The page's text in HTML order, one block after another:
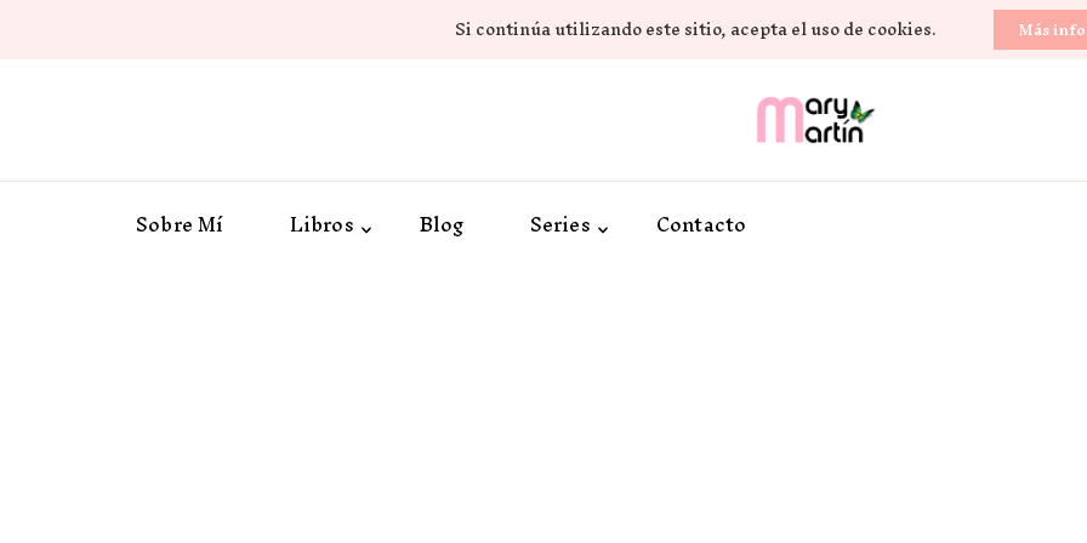
Si continúa utilizando este sitio, acepta el uso de cookies. Más
Novela Romántica y Lifestyle
Sobre Mí Libros Blog Series Contacto